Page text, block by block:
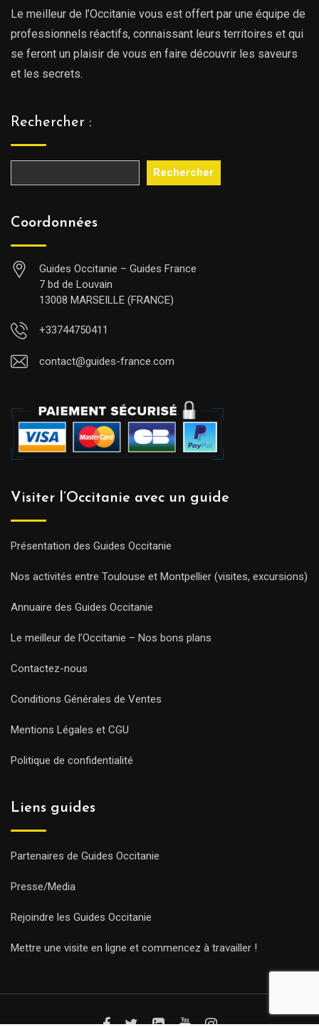
Le meilleur de l’Occitanie vous est offert par une équipe de
professionnels réactifs, connaissant leurs territoires et qui
se feront un plaisir de vous en faire découvrir les saveurs
et les secrets.
Rechercher :
Rechercher
Coordonnées
Guides Occitanie – Guides France
7 bd de Louvain
13008 MARSEILLE (FRANCE)
+33744750411
contact@guides-france.com
Visiter l’Occitanie avec un guide
Présentation des Guides Occitanie
Nos activités entre Toulouse et Montpellier (visites, excursions)
Annuaire des Guides Occitanie
Le meilleur de l’Occitanie – Nos bons plans
Contactez-nous
Conditions Générales de Ventes
Mentions Légales et CGU
Politique de confidentialité
Liens guides
Partenaires de Guides Occitanie
Presse/Media
Rejoindre les Guides Occitanie
Mettre une visite en ligne et commencez à travailler !